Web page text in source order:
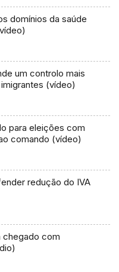
domínios da saúde
um controlo mais
(vídeo)
para eleições com
comando (vídeo)
redução do IVA
chegado com